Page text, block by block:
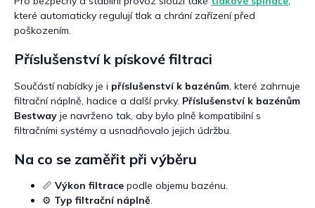
které automaticky regulují tlak a chrání zařízení před
poškozením.
Příslušenství k pískové filtraci
Součástí nabídky je i příslušenství k bazénům, které zahrnuje
filtrační náplně, hadice a další prvky. Příslušenství k bazénům
Bestway je navrženo tak, aby bylo plně kompatibilní s
filtračními systémy a usnadňovalo jejich údržbu.
Na co se zaměřit při výběru
📏 Výkon filtrace podle objemu bazénu.
⚙️ Typ filtrační náplně.